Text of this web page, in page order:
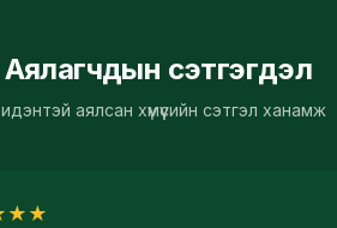
Аялагчдын сэтгэгдэл
аялсан хүмүүсийн сэтгэл ханамж
★ ★